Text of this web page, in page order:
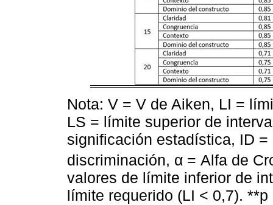
Nota: V = V de Aiken, LI =
LS = límite superior de
significación estadística, ID
discriminación, α = Alfa de
valores de límite inferior de
límite requerido (LI < 0,7).